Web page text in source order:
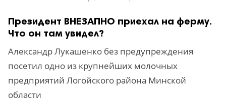
Президент ВНЕЗАПНО приехал на ферму.
Что он там увидел?
Александр Лукашенко без предупреждения
посетил одно из крупнейших молочных
предприятий Логойского района Минской
области